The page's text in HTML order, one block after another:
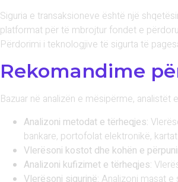
Siguria e transaksioneve është një
platformat për të mbrojtur fondet e
Përdorimi i teknologjive të sigurta të
Rekomandime
Bazuar në analizën e mësipërme,
Analizoni metodat e tërheqjes:
bankare, portofolat elektronikë,
Vlerësoni kostot dhe kohën e
Analizoni kufizimet e tërheqjes:
Vlerësoni sigurinë: Analizoni masat